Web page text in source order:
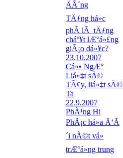
ÄÃ´ng
TÄƒng há»c
phÃ­ lÃ tÄƒng
cháº¥t lÆ°á»£ng
giÃ¡o dá»¥c?
23.10.2007
Cá»• NgÆ°
Liá»‡t sÄ©
TÃ¢y, liá»‡t sÄ©
Ta
22.9.2007
PhÃ¹ng Hi
PhÃ¡c há»a Ä‘Ã
´i nÃ©t vá»
trÆ°á»ng trung